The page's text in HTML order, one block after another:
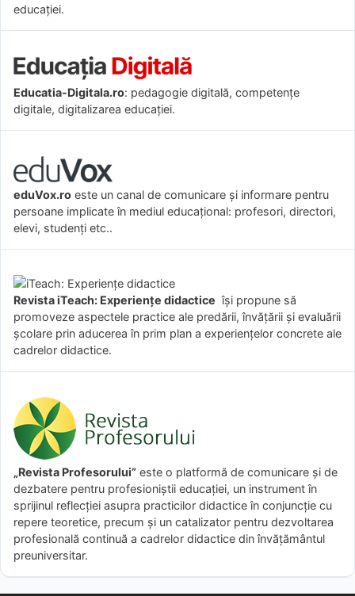
educației.
Educatia-Digitala.ro: pedagogie digitală, competențe
digitale, digitalizarea educației.
eduVox.ro este un canal de comunicare și informare pentru
persoane implicate în mediul educațional: profesori, directori,
elevi, studenți etc..
Revista iTeach: Experienţe didactice îşi propune să
promoveze aspectele practice ale predării, învăţării şi evaluării
şcolare prin aducerea în prim plan a experienţelor concrete ale
cadrelor didactice.
„Revista Profesorului” este o platformă de comunicare și de
dezbatere pentru profesioniștii educației, un instrument în
sprijinul reflecției asupra practicilor didactice în conjuncție cu
repere teoretice, precum și un catalizator pentru dezvoltarea
profesională continuă a cadrelor didactice din învățământul
preuniversitar.